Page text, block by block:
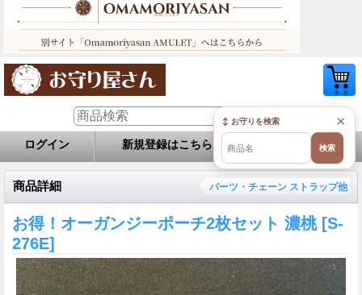
ログイン 新規登録はこちら お問い合せ
商品詳細 パーツ・チェーン ストラップ他
お得！オーガンジーポーチ2枚セット 濃桃 [S-
276E]
×
↕ お守りを検索
検索